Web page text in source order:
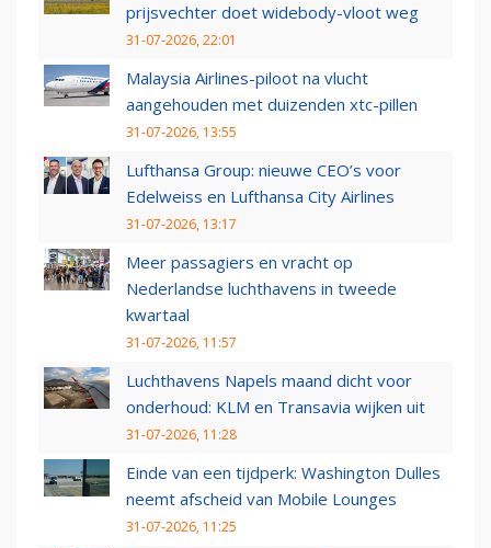
prijsvechter doet widebody-vloot weg
31-07-2026, 22:01
Malaysia Airlines-piloot na vlucht
aangehouden met duizenden xtc-pillen
31-07-2026, 13:55
Lufthansa Group: nieuwe CEO’s voor
Edelweiss en Lufthansa City Airlines
31-07-2026, 13:17
Meer passagiers en vracht op
Nederlandse luchthavens in tweede
kwartaal
31-07-2026, 11:57
Luchthavens Napels maand dicht voor
onderhoud: KLM en Transavia wijken uit
31-07-2026, 11:28
Einde van een tijdperk: Washington Dulles
neemt afscheid van Mobile Lounges
31-07-2026, 11:25